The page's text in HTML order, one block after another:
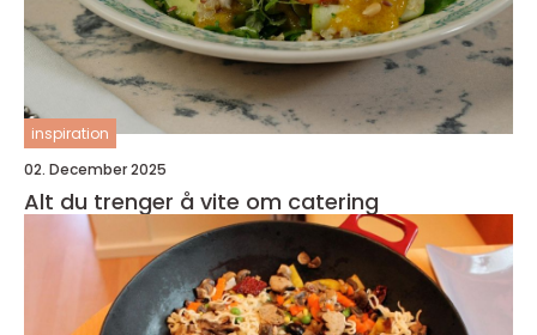
inspiration
02. December 2025
Alt du trenger å vite om catering